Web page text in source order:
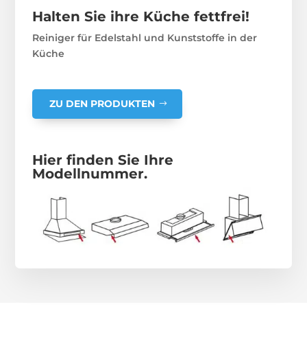
Halten Sie ihre Küche fettfrei!
Reiniger für Edelstahl und Kunststoffe in der
Küche
ZU DEN PRODUKTEN
Hier finden Sie Ihre
Modellnummer.